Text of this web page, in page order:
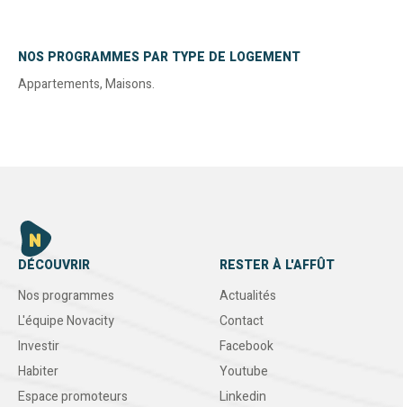
NOS PROGRAMMES PAR TYPE DE LOGEMENT
Appartements,Maisons.
DÉCOUVRIR
Nos programmes
L'équipe Novacity
Investir
Habiter
Espace promoteurs
RESTER À L'AFFÛT
Actualités
Contact
Facebook
Youtube
Linkedin